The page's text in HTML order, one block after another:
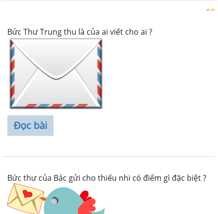
Bức Thư Trung thu là của ai viết cho ai ?
Đọc bài
Bức thư của Bác gửi cho thiếu nhi có điểm gì đặc biệt ?